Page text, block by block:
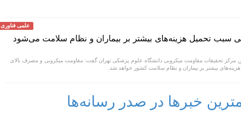
علمی فناوری
سبب تحمیل هزینه‌های بیشتر بر بیماران و نظام سلامت می‌شود
مرکز تحقیقات مقاومت میکروبی دانشگاه علوم پزشکی تهران گفت: مقاومت میکروبی و مصرف بالای
هزینه‌های بیشتر بر بیماران و نظام سلامت کشور خواهد شد.
خبرها در صدر رسانه‌ها